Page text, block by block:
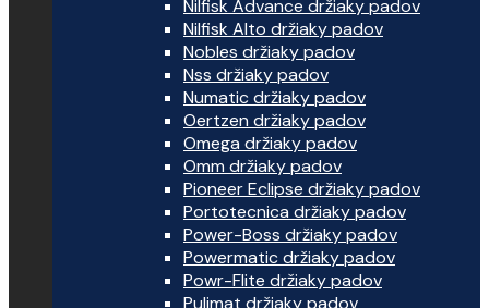
Nilfisk Advance držiaky padov
Nilfisk Alto držiaky padov
Nobles držiaky padov
Nss držiaky padov
Numatic držiaky padov
Oertzen držiaky padov
Omega držiaky padov
Omm držiaky padov
Pioneer Eclipse držiaky padov
Portotecnica držiaky padov
Power-Boss držiaky padov
Powermatic držiaky padov
Powr-Flite držiaky padov
Pulimat držiaky padov